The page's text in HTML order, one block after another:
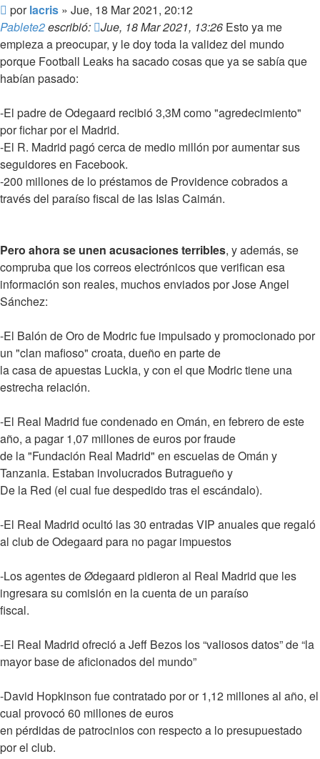
Mensaje
porlacris » Jue, 18 Mar 2021, 20:12
Pablete2escribió: Jue, 18 Mar 2021, 13:26 Esto ya me
empieza a preocupar, y le doy toda la validez del mundo
porque Football Leaks ha sacado cosas que ya se sabía que
habían pasado:
-El padre de Odegaard recibió 3,3M como "agredecimiento"
por fichar por el Madrid.
-El R. Madrid pagó cerca de medio millón por aumentar sus
seguidores en Facebook.
-200 millones de lo préstamos de Providence cobrados a
través del paraíso fiscal de las Islas Caimán.
Pero ahora se unen acusaciones terribles, y además, se
compruba que los correos electrónicos que verifican esa
información son reales, muchos enviados por Jose Angel
Sánchez:
-El Balón de Oro de Modric fue impulsado y promocionado por
un "clan mafioso" croata, dueño en parte de
la casa de apuestas Luckia, y con el que Modric tiene una
estrecha relación.
-El Real Madrid fue condenado en Omán, en febrero de este
año, a pagar 1,07 millones de euros por fraude
de la "Fundación Real Madrid" en escuelas de Omán y
Tanzania. Estaban involucrados Butragueño y
De la Red (el cual fue despedido tras el escándalo).
-El Real Madrid ocultó las 30 entradas VIP anuales que regaló
al club de Odegaard para no pagar impuestos
-Los agentes de Ødegaard pidieron al Real Madrid que les
ingresara su comisión en la cuenta de un paraíso
fiscal.
-El Real Madrid ofreció a Jeff Bezos los “valiosos datos” de “la
mayor base de aficionados del mundo”
-David Hopkinson fue contratado por or 1,12 millones al año, el
cual provocó 60 millones de euros
en pérdidas de patrocinios con respecto a lo presupuestado
por el club.